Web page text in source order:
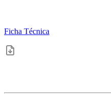
Ficha Técnica